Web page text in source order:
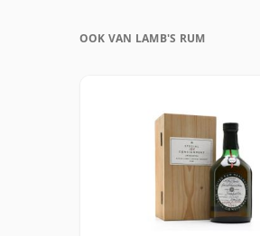
OOK VAN LAMB'S RUM